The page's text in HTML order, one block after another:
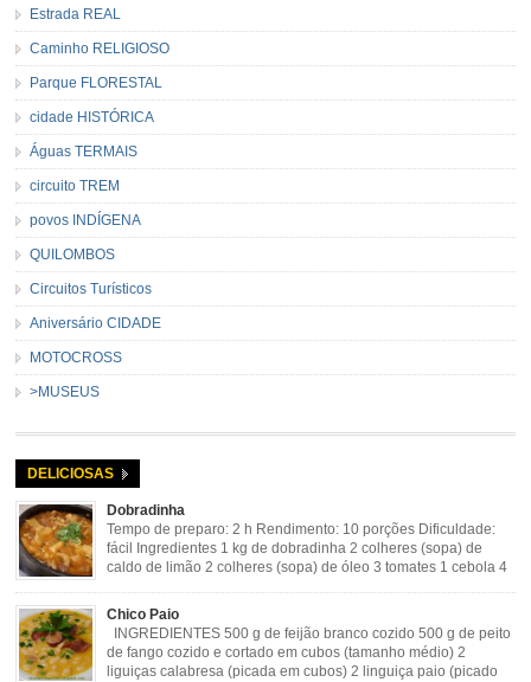
Estrada REAL
Caminho RELIGIOSO
Parque FLORESTAL
cidade HISTÓRICA
Águas TERMAIS
circuito TREM
povos INDÍGENA
QUILOMBOS
Circuitos Turísticos
Aniversário CIDADE
MOTOCROSS
>MUSEUS
DELICIOSAS
Dobradinha
Tempo de preparo: 2 h Rendimento: 10 porções Dificuldade:
fácil Ingredientes 1 kg de dobradinha 2 colheres (sopa) de
caldo de limão 2 colheres (sopa) de óleo 3 tomates 1 cebola 4
gosto Modo de Preparo: Lavar muito bem a dobradinha com limão. Deixar de
molho […]
Chico Paio
INGREDIENTES 500 g de feijão branco cozido 500 g de peito
de fango cozido e cortado em cubos (tamanho médio) 2
liguiças calabresa (picada em cubos) 2 linguiça paio (picado